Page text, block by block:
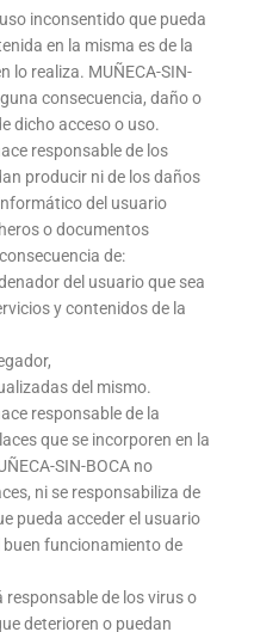
inconsentido que pueda
en la misma es de la
lo realiza. MUÑECA-SIN-
consecuencia, daño o
dicho acceso o uso.
responsable de los
producir ni de los daños
del usuario
o documentos
de:
del usuario que sea
y contenidos de la
del mismo.
responsable de la
que se incorporen en la
SIN-BOCA no
ni se responsabiliza de
pueda acceder el usuario
buen funcionamiento de
responsable de los virus o
deterioren o puedan